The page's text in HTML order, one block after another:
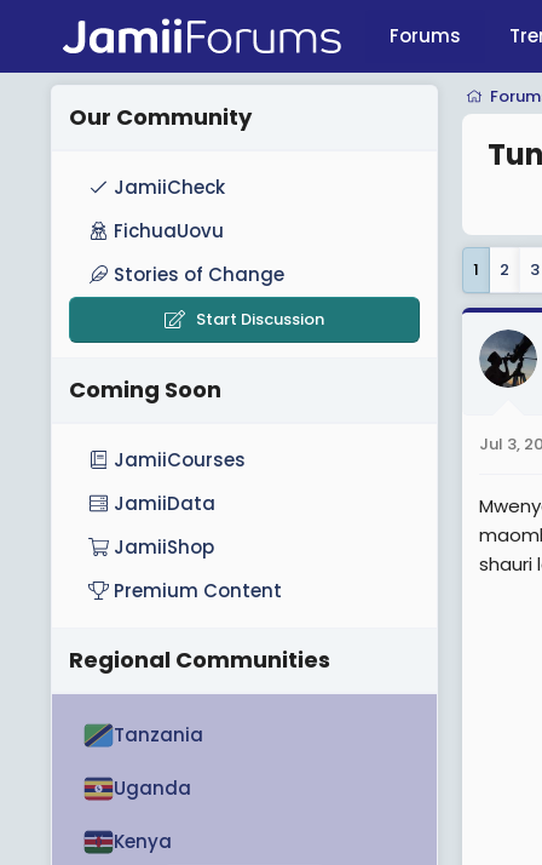
Forums
1 2 3
Jul 3,
shauri
Our Community
JamiiCheck
FichuaUovu
Stories of Change
Start Discussion
Coming Soon
JamiiCourses
JamiiData
JamiiShop
Premium Content
Regional Communities
Tanzania
Uganda
Kenya